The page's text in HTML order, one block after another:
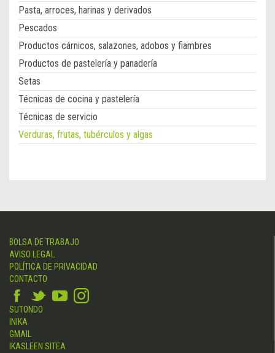
Pasta, arroces, harinas y derivados
Pescados
Productos cárnicos, salazones, adobos y fiambres
Productos de pastelería y panadería
Setas
Técnicas de cocina y pastelería
Técnicas de servicio
Verduras, frutas, tubérculos y algas
BOLSA DE TRABAJO
AVISO LEGAL
POLÍTICA DE PRIVACIDAD
CONTACTO
SUTONDO
INIKA
GMAIL
IKASLEEN SITEA